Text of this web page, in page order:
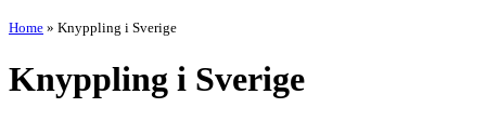
Home » Knyppling i Sverige
Knyppling i Sverige